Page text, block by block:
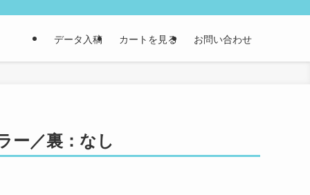
データ入稿 カートを見る お問い合わせ
ー／裏：なし